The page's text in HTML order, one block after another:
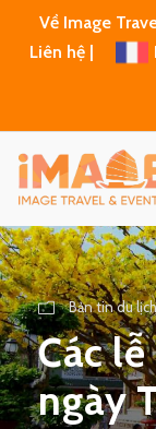
Về Image
Liên hệ |
Bản tin du lịch
Các
ngày